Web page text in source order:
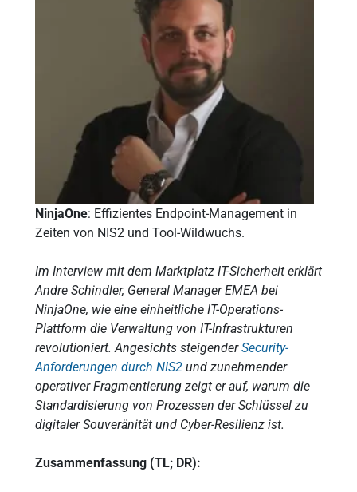
NinjaOne: Effizientes Endpoint-Management in
Zeiten von NIS2 und Tool-Wildwuchs.
Im Interview mit dem Marktplatz IT-Sicherheit erklärt
Andre Schindler, General Manager EMEA bei
NinjaOne, wie eine einheitliche IT-Operations-
Plattform die Verwaltung von IT-Infrastrukturen
revolutioniert. Angesichts steigenderSecurity-
Anforderungen durch NIS2und zunehmender
operativer Fragmentierung zeigt er auf, warum die
Standardisierung von Prozessen der Schlüssel zu
digitaler Souveränität und Cyber-Resilienz ist.
Zusammenfassung (TL; DR):